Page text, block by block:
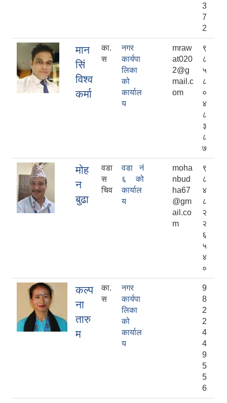
3
7
2
मान
सिं
विश्व
कर्मा
का.
स
नगर
कार्यपा
लिका
को
कार्याल
य
mraw
at020
2@g
mail.c
om
९
८
५
८
०
४
८
३
८
७
मोह
न
बुढा
वडा
स
चिव
वडा नं
६ को
कार्याल
य
moha
nbud
ha67
@gm
ail.co
m
९
८
४
८
२
२
६
५
४
०
कल्प
ना
तारु
म
का.
स
नगर
कार्यपा
लिका
को
कार्याल
य
9
8
2
2
4
4
9
5
5
6